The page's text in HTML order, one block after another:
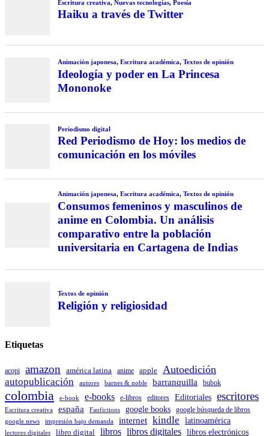
Escritura creativa, Nuevas tecnologías, Poesía
Haiku a través de Twitter
Animación japonesa, Escritura académica, Textos de opinión
Ideología y poder en La Princesa
Mononoke
Periodismo digital
Red Periodismo de Hoy: los medios de
comunicación en los móviles
Animación japonesa, Escritura académica, Textos de opinión
Consumos femeninos y masculinos de
anime en Colombia. Un análisis
comparativo entre la población
universitaria en Cartagena de Indias
Textos de opinión
Religión y religiosidad
Etiquetas
acopi amazon américa latina anime apple Autoedición
autopublicación autores barnes & noble barranquilla bubok
colombia e-book e-books e-libros editores Editoriales escritores
Escritura creativa españa Fanfictions google books google búsqueda de libros
google news impresión bajo demanda internet kindle latinoamérica
lectores digitales libro digital libros libros digitales libros electrónicos